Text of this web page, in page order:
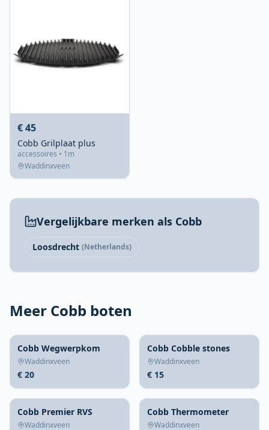
€ 45
Cobb Grilplaat plus
accessoires • 1m
Waddinxveen
Vergelijkbare merken als Cobb
Loosdrecht (Netherlands)
Meer Cobb boten
Cobb Wegwerpkom
Waddinxveen
€ 20
Cobb Cobble stones
Waddinxveen
€ 15
Cobb Premier RVS
Waddinxveen
Cobb Thermometer
Waddinxveen